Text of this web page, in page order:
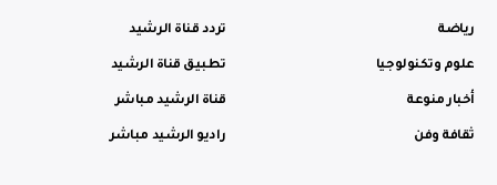
رياضة
علوم وتكنولوجيا
أخبار منوعة
ثقافة وفن
تردد قناة الرشيد
تطبيق قناة الرشيد
قناة الرشيد مباشر
راديو الرشيد مباشر